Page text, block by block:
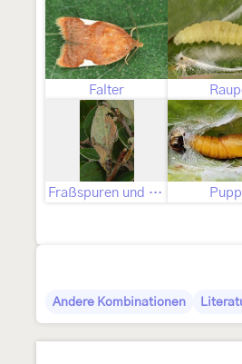
Falter
Fraßspuren und Befallsbild
Andere Kombinationen